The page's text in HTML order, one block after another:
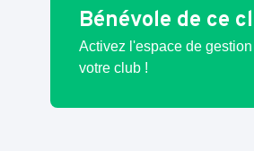
Bénévole de ce
Activez l'espace de
votre club !